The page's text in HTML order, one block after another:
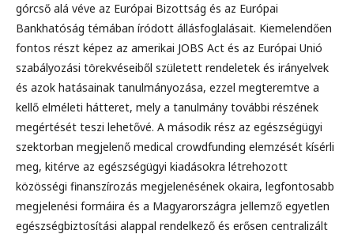
górcső alá véve az Európai Bizottság és az Európai
Bankhatóság témában íródott állásfoglalásait. Kiemelendően
fontos részt képez az amerikai JOBS Act és az Európai Unió
szabályozási törekvéseiből született rendeletek és irányelvek
és azok hatásainak tanulmányozása, ezzel megteremtve a
kellő elméleti hátteret, mely a tanulmány további részének
megértését teszi lehetővé. A második rész az egészségügyi
szektorban megjelenő medical crowdfunding elemzését kísérli
meg, kitérve az egészségügyi kiadásokra létrehozott
közösségi finanszírozás megjelenésének okaira, legfontosabb
megjelenési formáira és a Magyarországra jellemző egyetlen
egészségbiztosítási alappal rendelkező és erősen centralizált